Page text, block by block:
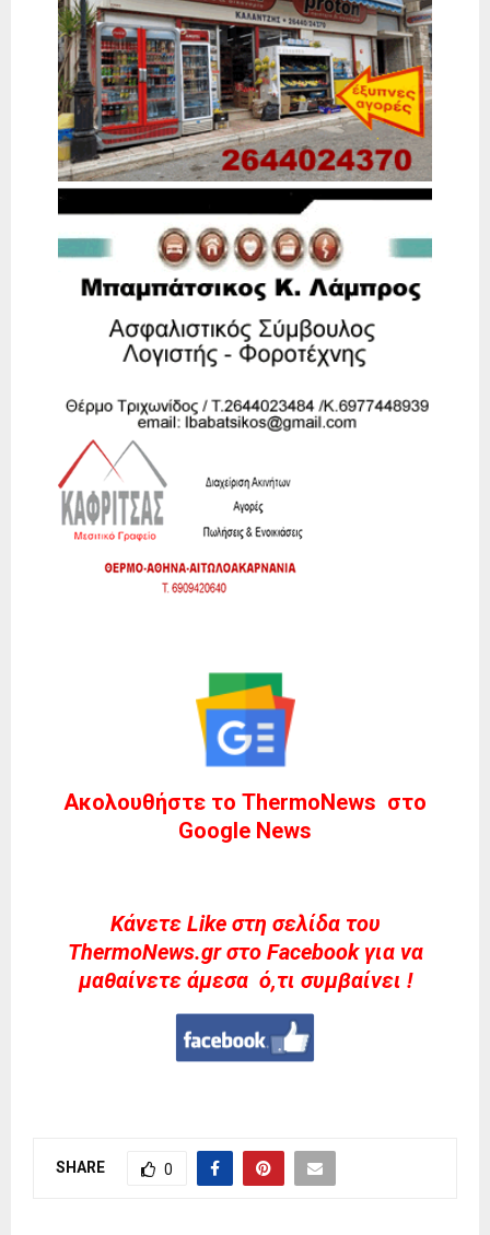
Ακολουθήστε το ThermoNews στο
Google News
Kάνετε Like στη σελίδα του
ThermoNews.gr στο Facebook για να
μαθαίνετε άμεσα ό,τι συμβαίνει !
SHARE 0